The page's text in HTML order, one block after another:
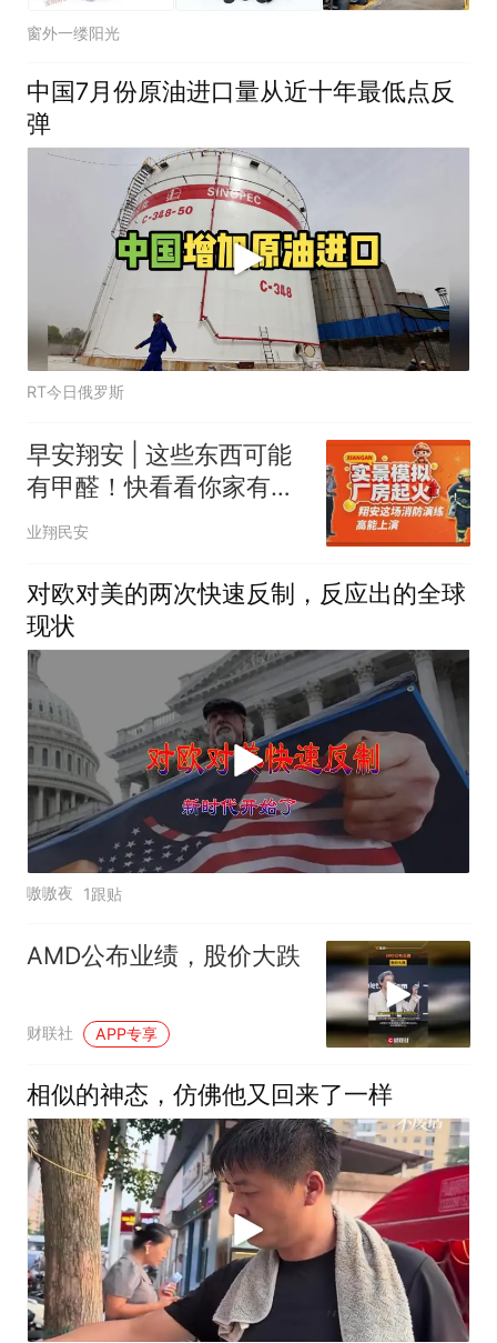
窗外一缕阳光
中国7月份原油进口量从近十年最低点反
弹
RT今日俄罗斯
早安翔安 | 这些东西可能
有甲醛！快看看你家有没
有→
业翔民安
对欧对美的两次快速反制，反应出的全球
现状
嗷嗷夜 1跟贴
AMD公布业绩，股价大跌
财联社 APP专享
相似的神态，仿佛他又回来了一样